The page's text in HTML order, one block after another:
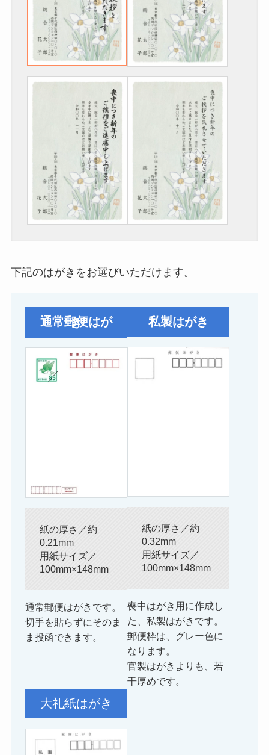
下記のはがきをお選びいただけます。
通常郵便はがき
紙の厚さ／約
0.21mm
用紙サイズ／
100mm×148mm
通常郵便はがきです。
切手を貼らずにそのま
ま投函できます。
私製はがき
紙の厚さ／約
0.32mm
用紙サイズ／
100mm×148mm
喪中はがき用に作成し
た、私製はがきです。
郵便枠は、グレー色に
なります。
官製はがきよりも、若
干厚めです。
大礼紙はがき